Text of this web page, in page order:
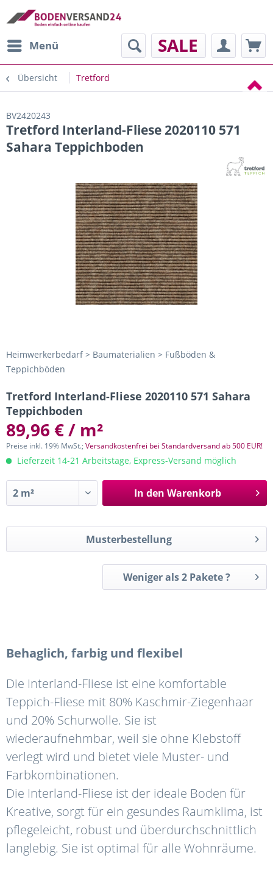
Menü SALE
Übersicht Tretford
BV2420243
Tretford Interland-Fliese 2020110 571
Sahara Teppichboden
Heimwerkerbedarf > Baumaterialien > Fußböden &
Teppichböden
Tretford Interland-Fliese 2020110 571 Sahara
Teppichboden
89,96 € / m²
Preise inkl. 19% MwSt.;Versandkostenfrei bei Standardversand ab 500 EUR!
Lieferzeit 14-21 Arbeitstage, Express-Versand möglich
In den Warenkorb
Musterbestellung
Weniger als 2 Pakete ?
Behaglich, farbig und flexibel
Die Interland-Fliese ist eine komfortable
Teppich-Fliese mit 80% Kaschmir-Ziegenhaar
und 20% Schurwolle. Sie ist
wiederaufnehmbar, weil sie ohne Klebstoff
verlegt wird und bietet viele Muster- und
Farbkombinationen.
Die Interland-Fliese ist der ideale Boden für
Kreative, sorgt für ein gesundes Raumklima, ist
pflegeleicht, robust und überdurchschnittlich
langlebig. Sie ist optimal für alle Wohnräume.